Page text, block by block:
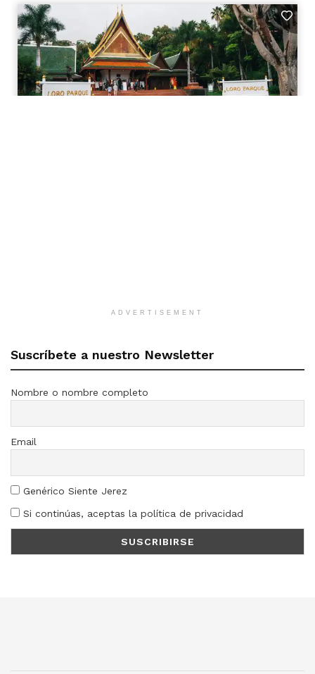
ADVERTISEMENT
Suscríbete a nuestro Newsletter
Nombre o nombre completo
Email
Genérico Siente Jerez
Si continúas, aceptas la política de privacidad